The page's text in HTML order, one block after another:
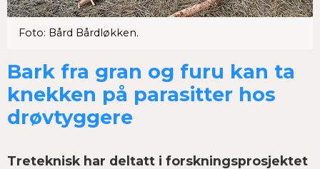
Foto: Bård Bårdløkken.
Bark fra gran og furu kan ta
knekken på parasitter hos
drøvtyggere
Treteknisk har deltatt i forskningsprosjektet